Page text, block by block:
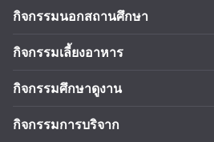
กิจกรรมนอกสถานศึกษา
กิจกรรมเลี้ยงอาหาร
กิจกรรมศึกษาดูงาน
กิจกรรมการบริจาก